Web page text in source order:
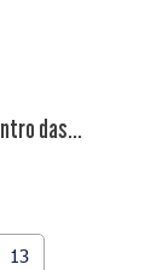
das...
13